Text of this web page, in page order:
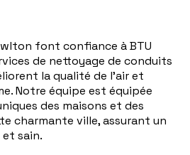
font confiance à BTU
de nettoyage de conduits
la qualité de l'air et
Notre équipe est équipée
des maisons et des
charmante ville, assurant un
sain.